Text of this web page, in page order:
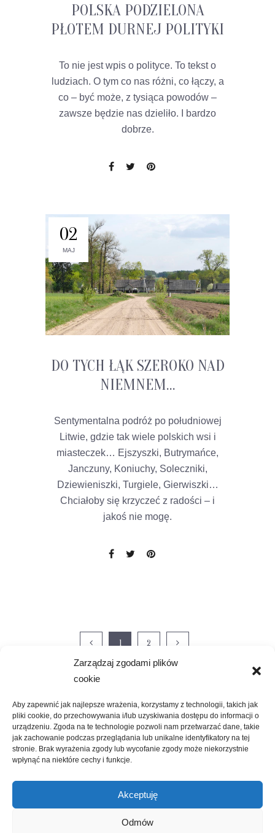
Zarządzaj zgodami plików
cookie
Aby zapewnić jak najlepsze wrażenia, korzystamy z technologii, takich jak
pliki cookie, do przechowywania i/lub uzyskiwania dostępu do informacji o
urządzeniu. Zgoda na te technologie pozwoli nam przetwarzać dane, takie
jak zachowanie podczas przeglądania lub unikalne identyfikatory na tej
stronie. Brak wyrażenia zgody lub wycofanie zgody może niekorzystnie
wpłynąć na niektóre cechy i funkcje.
Akceptuję
Odmów
POLSKA PODZIELONA
PŁOTEM DURNEJ POLITYKI
To nie jest wpis o polityce. To tekst o
ludziach. O tym co nas różni, co łączy, a
co – być może, z tysiąca powodów –
zawsze będzie nas dzieliło. I bardzo
dobrze.
02
MAJ
DO TYCH ŁĄK SZEROKO NAD
NIEMNEM…
Sentymentalna podróż po południowej
Litwie, gdzie tak wiele polskich wsi i
miasteczek… Ejszyszki, Butrymańce,
Janczuny, Koniuchy, Soleczniki,
Dziewieniszki, Turgiele, Gierwiszki…
Chciałoby się krzyczeć z radości – i
jakoś nie mogę.
1 2